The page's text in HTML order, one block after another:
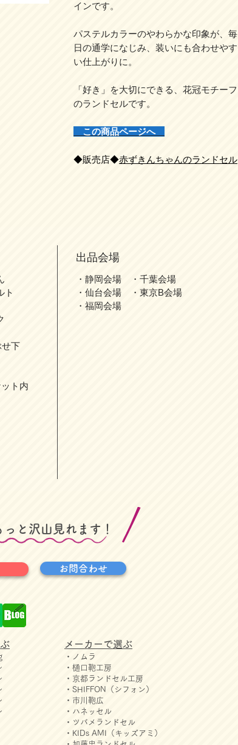
インです。
パステルカラーのやわらかな印象が、毎
日の通学になじみ、装いにも合わせやす
い仕上がりに。
「好き」を大切にできる、花冠モチーフ
のランドセルです。
この商品ページへ
◆販売店◆赤ずきんちゃんのランドセル
ト
下
ト内
出品会場
・静岡会場 ・千葉会場
・仙台会場 ・東京B会場
・福岡会場
っと沢山見れます！
お問合わせ
メーカーで選ぶ
・ノムラ
・樋口鞄工房
・京都ランドセル工房
・SHIFFON（シフォン）
・市川鞄広
・ハネッセル
・ツバメランドセル
・KIDs AMI（キッズアミ）